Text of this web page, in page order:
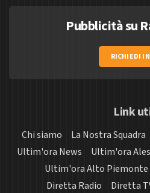
Pubblicità su
RICHIEDI
Link
Chi siamo La Nostra Squadra
Ultim'ora News
Ultim'ora
Ultim'ora Alto Piemonte
Diretta Radio
Diretta